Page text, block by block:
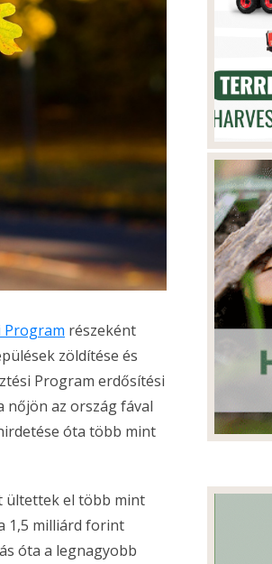
Program részeként
zöldítése és
Program erdősítési
nőjön az ország fával
óta több mint
ültettek el több mint
1,5 milliárd forint
óta a legnagyobb